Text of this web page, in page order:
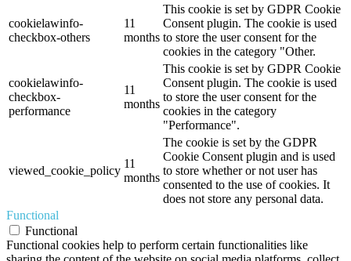
cookielawinfo-
checkbox-others
11
months
This cookie is set by GDPR Cookie
Consent plugin. The cookie is used
to store the user consent for the
cookies in the category "Other.
cookielawinfo-
checkbox-
performance
11
months
This cookie is set by GDPR Cookie
Consent plugin. The cookie is used
to store the user consent for the
cookies in the category
"Performance".
viewed_cookie_policy
11
months
The cookie is set by the GDPR
Cookie Consent plugin and is used
to store whether or not user has
consented to the use of cookies. It
does not store any personal data.
Functional
Functional
Functional cookies help to perform certain functionalities like